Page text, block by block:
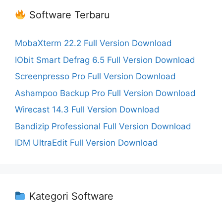
Software Terbaru
MobaXterm 22.2 Full Version Download
IObit Smart Defrag 6.5 Full Version Download
Screenpresso Pro Full Version Download
Ashampoo Backup Pro Full Version Download
Wirecast 14.3 Full Version Download
Bandizip Professional Full Version Download
IDM UltraEdit Full Version Download
Kategori Software